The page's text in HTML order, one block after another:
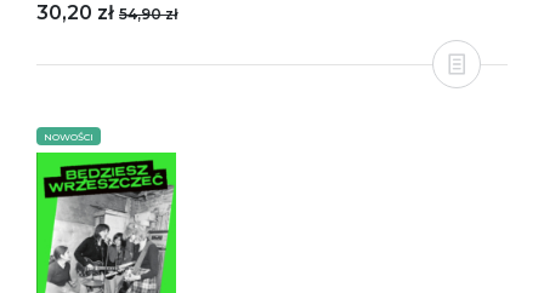
30,20 zł 54,90 zł
NOWOŚCI